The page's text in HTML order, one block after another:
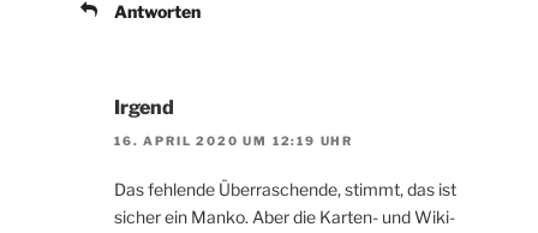
Antworten
Irgend
16. APRIL 2020 UM 12:19 UHR
Das fehlende Überraschende, stimmt, das ist
sicher ein Manko. Aber die Karten- und Wiki-